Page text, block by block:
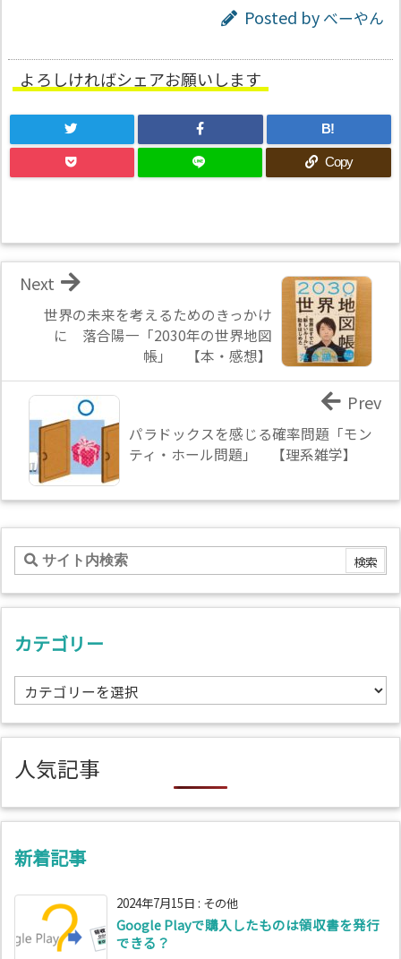
Posted by べーやん
よろしければシェアお願いします
B!
Copy
世界の未来を考えるためのきっかけ
に 落合陽一「2030年の世界地図
帳」 【本・感想】
Next
パラドックスを感じる確率問題「モン
ティ・ホール問題」 【理系雑学】
Prev
カテゴリー
カ
テ
ゴ
ー
人気記事
新着記事
2024年7月15日 : その他
Google Playで購入したものは領収書を発行
できる？